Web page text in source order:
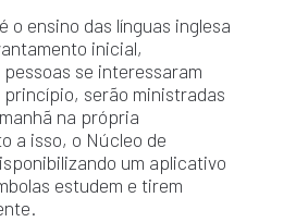
o ensino das línguas inglesa
inicial,
se interessaram
princípio, serão ministradas
na própria
a isso, o Núcleo de
um aplicativo
estudem e tirem